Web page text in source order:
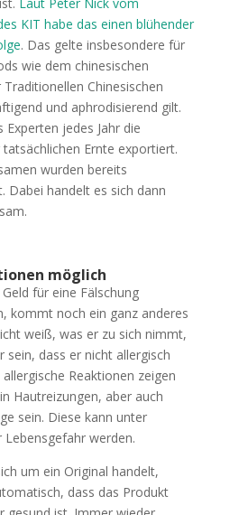
KIT habe das einen blühender
. Das gelte insbesondere für
wie dem chinesischen
Chinesischen
und aphrodisierend gilt.
jedes Jahr die
Ernte exportiert.
wurden bereits
Dabei handelt es sich dann
möglich
für eine Fälschung
kommt noch ein ganz anderes
weiß, was er zu sich nimmt,
sein, dass er nicht allergisch
Reaktionen zeigen
Hautreizungen, aber auch
sein. Diese kann unter
werden.
um ein Original handelt,
dass das Produkt